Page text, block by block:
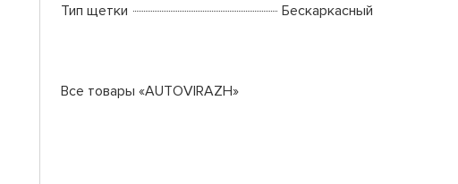
Тип щетки
Бескаркасный
Все товары «AUTOVIRAZH»